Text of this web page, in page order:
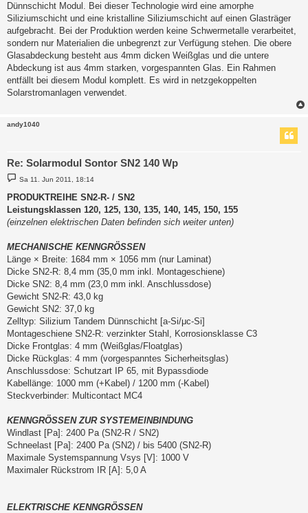
Dünnschicht Modul. Bei dieser Technologie wird eine amorphe
Siliziumschicht und eine kristalline Siliziumschicht auf einen Glasträger
aufgebracht. Bei der Produktion werden keine Schwermetalle verarbeitet,
sondern nur Materialien die unbegrenzt zur Verfügung stehen. Die obere
Glasabdeckung besteht aus 4mm dicken Weißglas und die untere
Abdeckung ist aus 4mm starken, vorgespannten Glas. Ein Rahmen
entfällt bei diesem Modul komplett. Es wird in netzgekoppelten
Solarstromanlagen verwendet.
andy1040
Re: Solarmodul Sontor SN2 140 Wp
B
e
i
t
r
g
Sa 11. Jun 2011, 18:14
PRODUKTREIHE SN2-R- / SN2
Leistungsklassen 120, 125, 130, 135, 140, 145, 150, 155
(einzelnen elektrischen Daten befinden sich weiter unten)
MECHANISCHE KENNGRÖSSEN
Länge × Breite: 1684 mm × 1056 mm (nur Laminat)
Dicke SN2-R: 8,4 mm (35,0 mm inkl. Montageschiene)
Dicke SN2: 8,4 mm (23,0 mm inkl. Anschlussdose)
Gewicht SN2-R: 43,0 kg
Gewicht SN2: 37,0 kg
Zelltyp: Silizium Tandem Dünnschicht [a-Si/μc-Si]
Montageschiene SN2-R: verzinkter Stahl, Korrosionsklasse C3
Dicke Frontglas: 4 mm (Weißglas/Floatglas)
Dicke Rückglas: 4 mm (vorgespanntes Sicherheitsglas)
Anschlussdose: Schutzart IP 65, mit Bypassdiode
Kabellänge: 1000 mm (+Kabel) / 1200 mm (-Kabel)
Steckverbinder: Multicontact MC4
KENNGRÖSSEN ZUR SYSTEMEINBINDUNG
Windlast [Pa]: 2400 Pa (SN2-R / SN2)
Schneelast [Pa]: 2400 Pa (SN2) / bis 5400 (SN2-R)
Maximale Systemspannung Vsys [V]: 1000 V
Maximaler Rückstrom IR [A]: 5,0 A
ELEKTRISCHE KENNGRÖSSEN